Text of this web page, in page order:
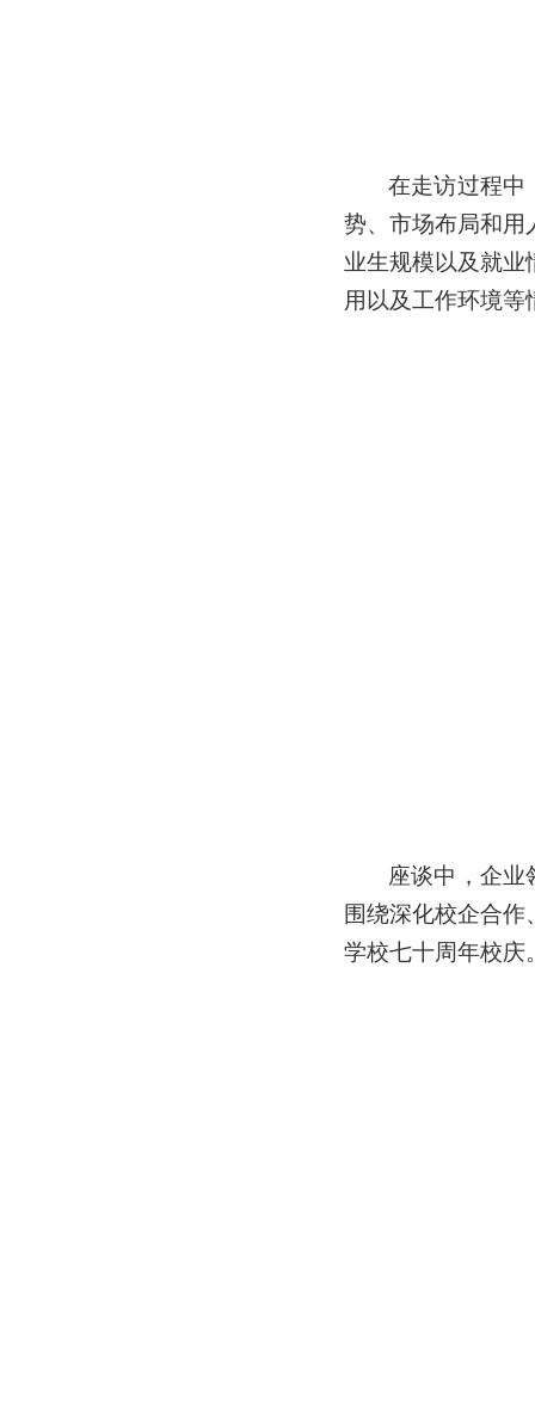
在走访过程中
势、市场布局和用
业生规模以及就业
用 以及工作环境等
座谈中，企业
围绕深化校企合
学校七十周年校庆